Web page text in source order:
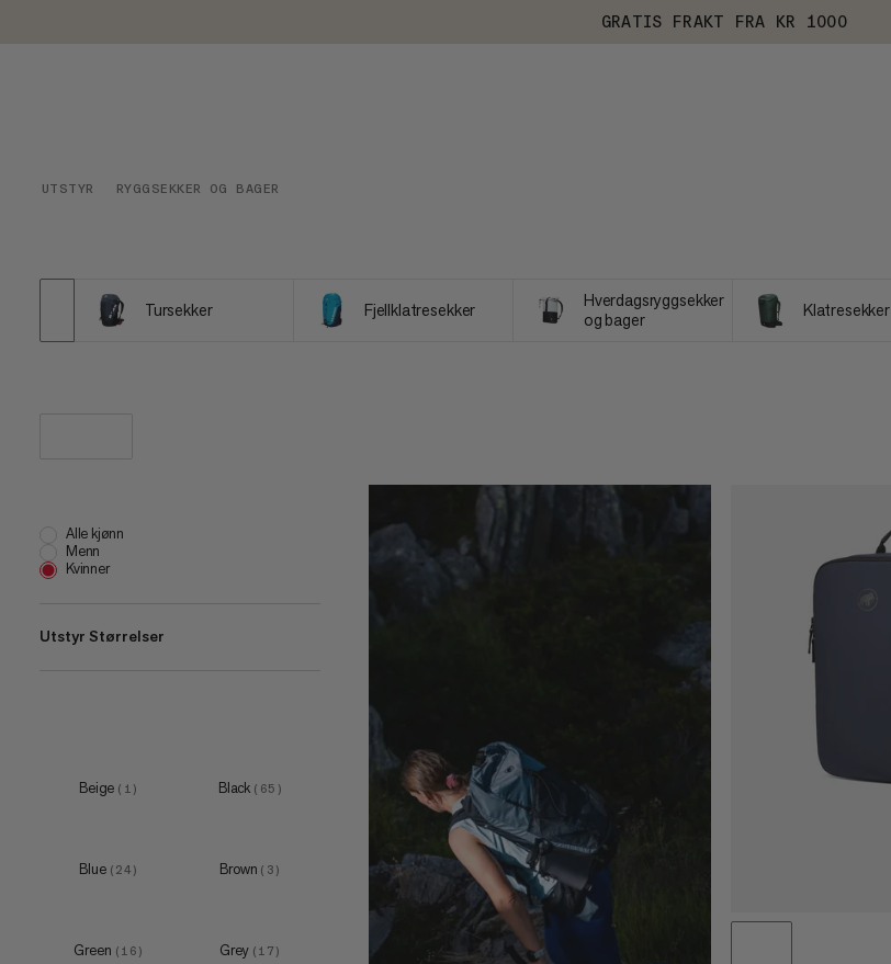
GRATIS FRAKT FRA KR 1000
UTSTYR RYGGSEKKER OG BAGER
Tursekker Fjellklatresekker
Hverdagsryggsekker
og bager
Klatresekker
Alle kjønn
Menn
Kvinner
Utstyr Størrelser
Beige ( 1 ) Black ( 65 )
Blue ( 24 ) Brown ( 3 )
Green ( 16 ) Grey ( 17 )